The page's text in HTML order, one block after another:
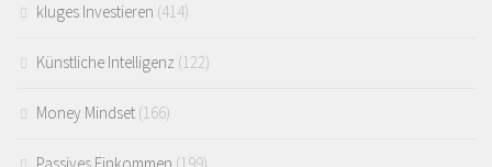
kluges Investieren (414)
Künstliche Intelligenz (122)
Money Mindset (166)